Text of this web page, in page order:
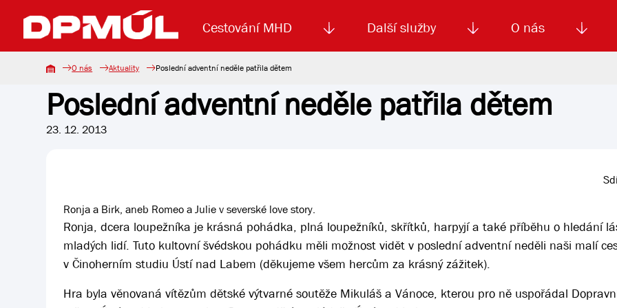
Cestování MHD
Uzavření mostu Dr. E. Beneše Koupit jízdenku Jízdné MHD El. jízdenka (EOS)
Další služby
Lanová dráha Reklama Smluvní doprava Autoškola
O nás
Základní údaje Aktuality Výběrová řízení Kariéra
O nás Aktuality Poslední adventní neděle patřila dětem
Poslední adventní neděle patřila dětem
23. 12. 2013
Ronja a Birk, aneb Romeo a Julie v severské love story.
Ronja, dcera loupežníka je krásná pohádka, plná loupežníků, skřítků, harpyjí a také příběhu o hledání
mladých lidí. Tuto kultovní švédskou pohádku měli možnost vidět v poslední adventní neděli naši malí
v Činoherním studiu Ústí nad Labem (děkujeme všem hercům za krásný zážitek).
Hra byla věnovaná vítězům dětské výtvarné soutěže Mikuláš a Vánoce, kterou pro ně uspořádal